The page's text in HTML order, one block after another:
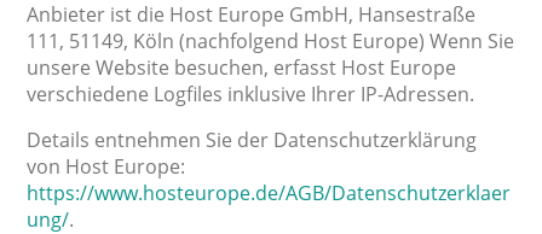
Anbieter ist die Host Europe GmbH, Hansestraße
111, 51149, Köln (nachfolgend Host Europe) Wenn Sie
unsere Website besuchen, erfasst Host Europe
verschiedene Logfiles inklusive Ihrer IP-Adressen.
Details entnehmen Sie der Datenschutzerklärung
von Host Europe:
https://www.hosteurope.de/AGB/Datenschutzerklaer
ung/.